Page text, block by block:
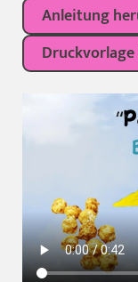
Anleitung